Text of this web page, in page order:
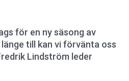
för en ny säsong av
till kan vi förvänta oss
Lindström leder